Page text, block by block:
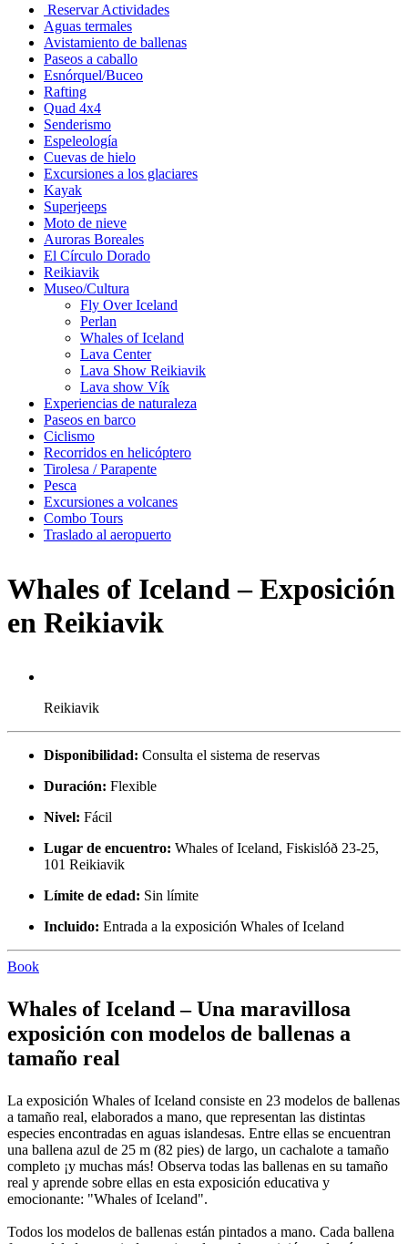
Reservar Actividades
Aguas termales
Avistamiento de ballenas
Paseos a caballo
Esnórquel/Buceo
Rafting
Quad 4x4
Senderismo
Espeleología
Cuevas de hielo
Excursiones a los glaciares
Kayak
Superjeeps
Moto de nieve
Auroras Boreales
El Círculo Dorado
Reikiavik
Museo/Cultura
Fly Over Iceland
Perlan
Whales of Iceland
Lava Center
Lava Show Reikiavik
Lava show Vík
Experiencias de naturaleza
Paseos en barco
Ciclismo
Recorridos en helicóptero
Tirolesa / Parapente
Pesca
Excursiones a volcanes
Combo Tours
Traslado al aeropuerto
Whales of Iceland – Exposición
en Reikiavik
Reikiavik
Disponibilidad: Consulta el sistema de reservas
Duración: Flexible
Nivel: Fácil
Lugar de encuentro: Whales of Iceland, Fiskislóð 23-25,
101 Reikiavik
Límite de edad: Sin límite
Incluido: Entrada a la exposición Whales of Iceland
Book
Whales of Iceland – Una maravillosa
exposición con modelos de ballenas a
tamaño real
La exposición Whales of Iceland consiste en 23 modelos de ballenas
a tamaño real, elaborados a mano, que representan las distintas
especies encontradas en aguas islandesas. Entre ellas se encuentran
una ballena azul de 25 m (82 pies) de largo, un cachalote a tamaño
completo ¡y muchas más! Observa todas las ballenas en su tamaño
real y aprende sobre ellas en esta exposición educativa y
emocionante: "Whales of Iceland".
Todos los modelos de ballenas están pintados a mano. Cada ballena